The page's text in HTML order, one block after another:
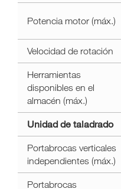
Potencia motor (máx.)
Velocidad de rotación
Herramientas
disponibles en el
almacén (máx.)
Unidad de taladrado
Portabrocas verticales
independientes (máx.)
Portabrocas